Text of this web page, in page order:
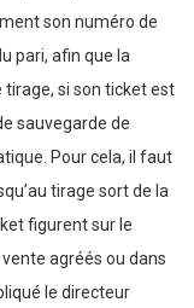
son numéro de
pari, afin que la
tirage, si son ticket est
sauvegarde de
Pour cela, il faut
tirage sort de la
figurent sur le
agréés ou dans
le directeur